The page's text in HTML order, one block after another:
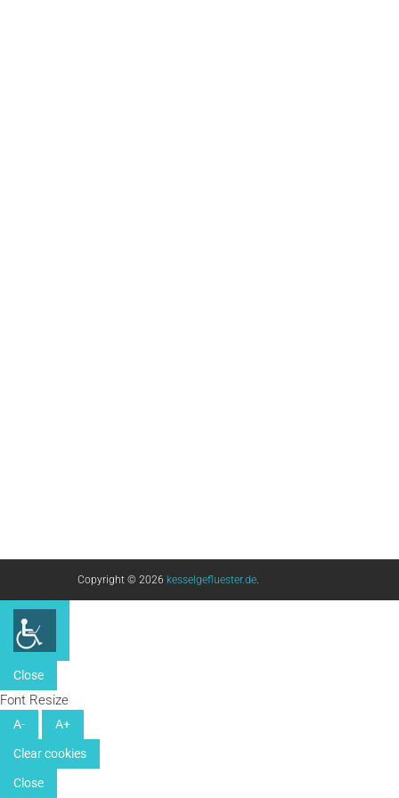
Copyright © 2026 kesselgefluester.de.
Close
Font Resize
A- A+
Clear cookies
Close